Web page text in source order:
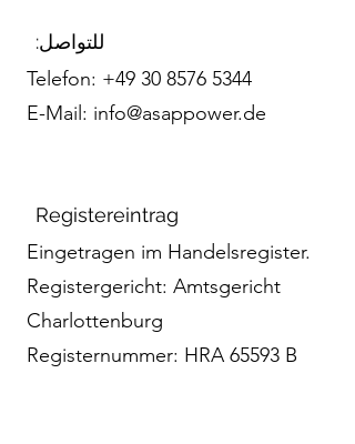
للتواصل:
Telefon: +49 30 8576 5344
E-Mail: info@asappower.de
Registereintrag
Eingetragen im Handelsregister.
Registergericht: Amtsgericht
Charlottenburg
Registernummer: HRA 65593 B